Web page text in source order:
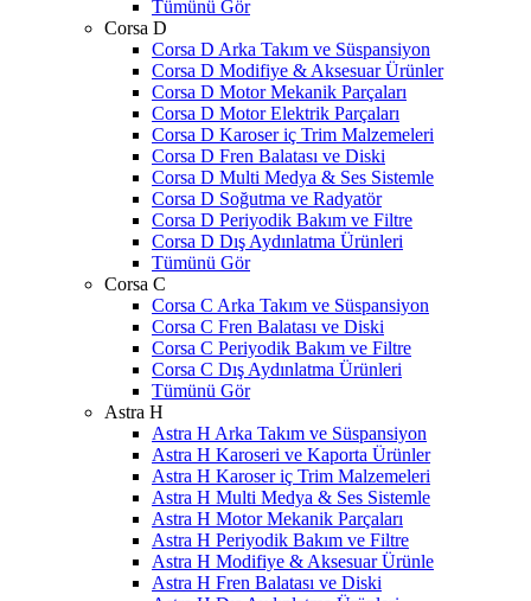
Tümünü Gör
Corsa D
Corsa D Arka Takım ve Süspansiyon
Corsa D Modifiye & Aksesuar Ürünler
Corsa D Motor Mekanik Parçaları
Corsa D Motor Elektrik Parçaları
Corsa D Karoser iç Trim Malzemeleri
Corsa D Fren Balatası ve Diski
Corsa D Multi Medya & Ses Sistemle
Corsa D Soğutma ve Radyatör
Corsa D Periyodik Bakım ve Filtre
Corsa D Dış Aydınlatma Ürünleri
Tümünü Gör
Corsa C
Corsa C Arka Takım ve Süspansiyon
Corsa C Fren Balatası ve Diski
Corsa C Periyodik Bakım ve Filtre
Corsa C Dış Aydınlatma Ürünleri
Tümünü Gör
Astra H
Astra H Arka Takım ve Süspansiyon
Astra H Karoseri ve Kaporta Ürünler
Astra H Karoser iç Trim Malzemeleri
Astra H Multi Medya & Ses Sistemle
Astra H Motor Mekanik Parçaları
Astra H Periyodik Bakım ve Filtre
Astra H Modifiye & Aksesuar Ürünle
Astra H Fren Balatası ve Diski